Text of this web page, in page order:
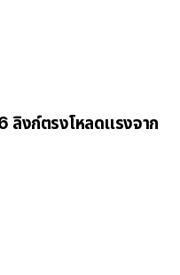
ลิงก์ตรงโหลดแรงจาก